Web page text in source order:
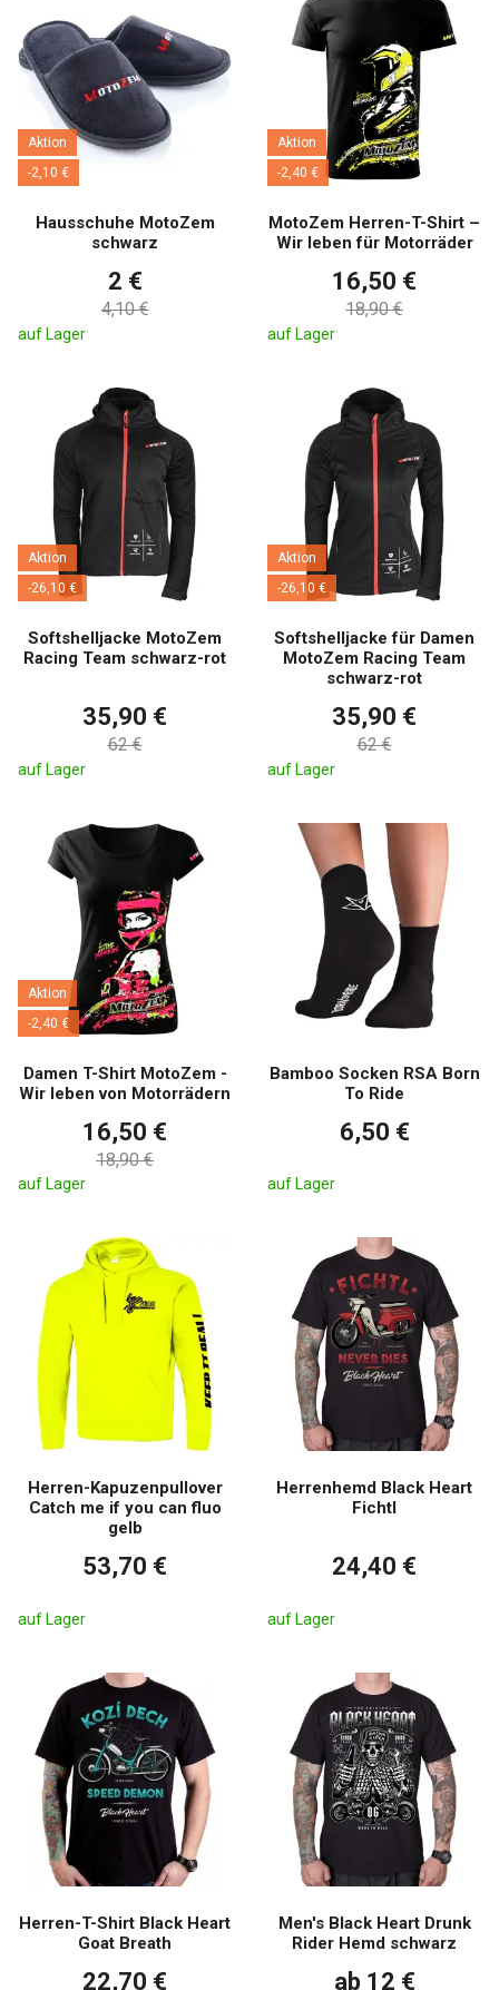
Aktion
-2,10 €
Hausschuhe MotoZem
schwarz
2 €
4,10 €
auf Lager
Aktion
-2,40 €
MotoZem Herren-T-Shirt –
Wir leben für Motorräder
16,50 €
18,90 €
auf Lager
Aktion
-26,10 €
Softshelljacke MotoZem
Racing Team schwarz-rot
35,90 €
62 €
auf Lager
Aktion
-26,10 €
Softshelljacke für Damen
MotoZem Racing Team
schwarz-rot
35,90 €
62 €
auf Lager
Aktion
-2,40 €
Damen T-Shirt MotoZem -
Wir leben von Motorrädern
16,50 €
18,90 €
auf Lager
Bamboo Socken RSA Born
To Ride
6,50 €
auf Lager
Herren-Kapuzenpullover
Catch me if you can fluo
gelb
53,70 €
auf Lager
Herrenhemd Black Heart
Fichtl
24,40 €
auf Lager
Herren-T-Shirt Black Heart
Goat Breath
22,70 €
Men's Black Heart Drunk
Rider Hemd schwarz
ab 12 €